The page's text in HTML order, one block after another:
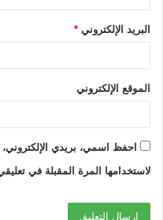
البريد الإلكتروني *
الموقع الإلكتروني
احفظ اسمي، بريدي
لاستخدامها المرة المقبلة في